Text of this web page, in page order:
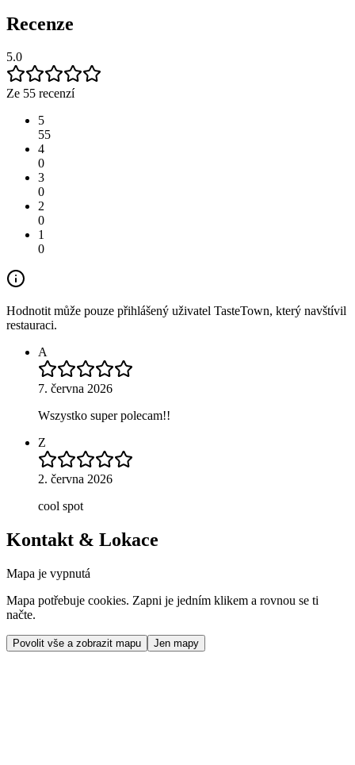
Recenze
5.0
Ze 55 recenzí
5
55
4
0
3
0
2
0
1
0
Hodnotit může pouze přihlášený uživatel TasteTown, který navštívil
restauraci.
A
7. června 2026
Wszystko super polecam!!
Z
2. června 2026
cool spot
Kontakt & Lokace
Mapa je vypnutá
Mapa potřebuje cookies. Zapni je jedním klikem a rovnou se ti
načte.
Povolit vše a zobrazit mapu Jen mapy